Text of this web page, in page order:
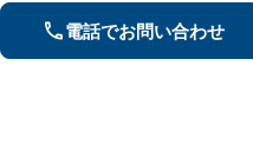
電話でお問い合わせ